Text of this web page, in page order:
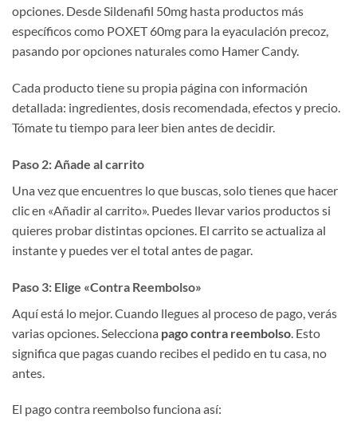
opciones. Desde Sildenafil 50mg hasta productos más
específicos como POXET 60mg para la eyaculación precoz,
pasando por opciones naturales como Hamer Candy.
Cada producto tiene su propia página con información
detallada: ingredientes, dosis recomendada, efectos y precio.
Tómate tu tiempo para leer bien antes de decidir.
Paso 2: Añade al carrito
Una vez que encuentres lo que buscas, solo tienes que hacer
clic en «Añadir al carrito». Puedes llevar varios productos si
quieres probar distintas opciones. El carrito se actualiza al
instante y puedes ver el total antes de pagar.
Paso 3: Elige «Contra Reembolso»
Aquí está lo mejor. Cuando llegues al proceso de pago, verás
varias opciones. Selecciona pago contra reembolso . Esto
significa que pagas cuando recibes el pedido en tu casa, no
antes.
El pago contra reembolso funciona así: